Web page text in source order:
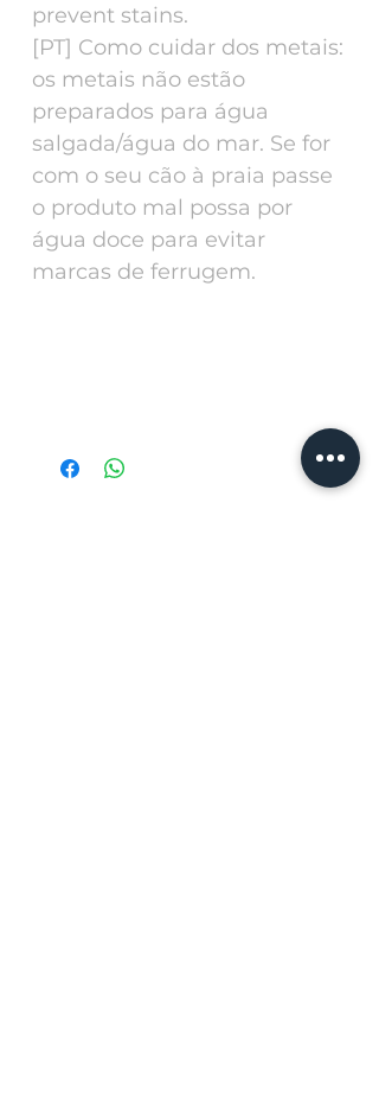
prevent stains.
[PT] Como cuidar dos metais:
os metais não estão
preparados para água
salgada/água do mar. Se for
com o seu cão à praia passe
o produto mal possa por
água doce para evitar
marcas de ferrugem.